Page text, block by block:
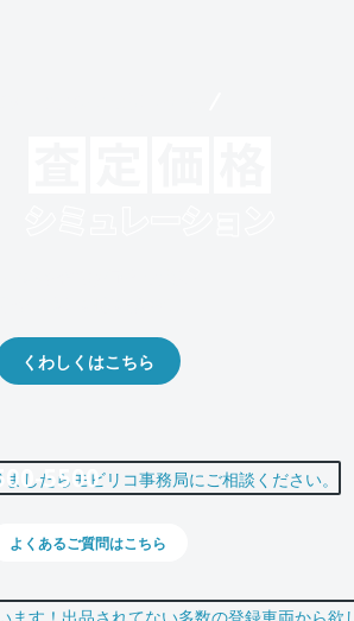
くわしくはこちら
5500
よくあるご質問はこちら